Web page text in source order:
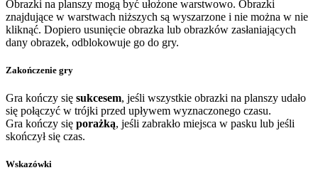
Obrazki na planszy mogą być ułożone warstwowo. Obrazki
znajdujące w warstwach niższych są wyszarzone i nie można w nie
kliknąć. Dopiero usunięcie obrazka lub obrazków zasłaniających
dany obrazek, odblokowuje go do gry.
Zakończenie gry
Gra kończy się sukcesem, jeśli wszystkie obrazki na planszy udało
się połączyć w trójki przed upływem wyznaczonego czasu.
Gra kończy się porażką, jeśli zabrakło miejsca w pasku lub jeśli
skończył się czas.
Wskazówki